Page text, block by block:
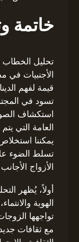
خاتمة
تحليل
الأجنبيات
قيمة لفهم
تسود في
استكشاف
العامة التي
يمكننا
تسلط الضوء
الأزواج
أولاً، يُظهر
الهوية
تواجهها
مع ثقافات